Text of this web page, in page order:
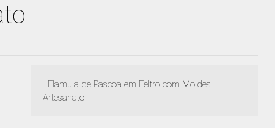
Flamula de Pascoa em Feltro com Moldes
Artesanato